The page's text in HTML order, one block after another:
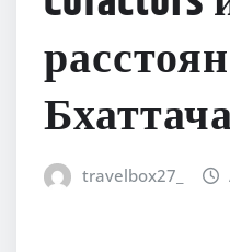
travelbox27_